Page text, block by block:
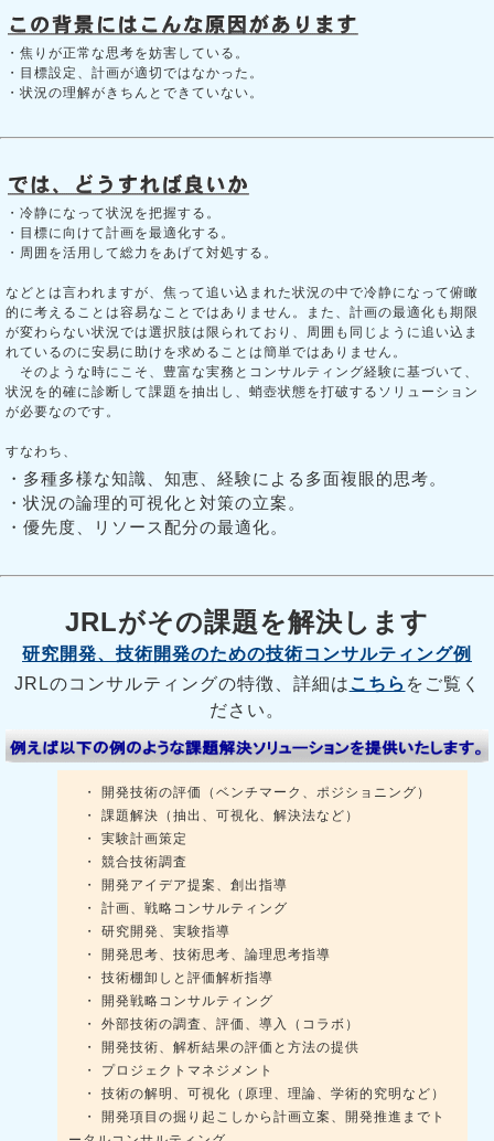
・焦りが正常な思考を妨害している。
・目標設定、計画が適切ではなかった。
・状況の理解がきちんとできていない。
・冷静になって状況を把握する。
・目標に向けて計画を最適化する。
・周囲を活用して総力をあげて対処する。
などとは言われますが、焦って追い込まれた状況の中で冷静になって俯瞰
的に考えることは容易なことではありません。また、計画の最適化も期限
が変わらない状況では選択肢は限られており、周囲も同じように追い込ま
れているのに安易に助けを求めることは簡単ではありません。
そのような時にこそ、豊富な実務とコンサルティング経験に基づいて、
状況を的確に診断して課題を抽出し、蛸壺状態を打破するソリューション
が必要なのです。
すなわち、
・多種多様な知識、知恵、経験による多面複眼的思考。
・状況の論理的可視化と対策の立案。
・優先度、リソース配分の最適化。
JRLがその課題を解決します
研究開発、技術開発のための技術コンサルティング例
JRLのコンサルティングの特徴、詳細は こちら をご覧く
ださい。
・ 開発技術の評価（ベンチマーク、ポジショニング）
・ 課題解決（抽出、可視化、解決法など）
・ 実験計画策定
・ 競合技術調査
・ 開発アイデア提案、創出指導
・ 計画、戦略コンサルティング
・ 研究開発、実験指導
・ 開発思考、技術思考、論理思考指導
・ 技術棚卸しと評価解析指導
・ 開発戦略コンサルティング
・ 外部技術の調査、評価、導入（コラボ）
・ 開発技術、解析結果の評価と方法の提供
・ プロジェクトマネジメント
・ 技術の解明、可視化（原理、理論、学術的究明など）
・ 開発項目の掘り起こしから計画立案、開発推進までト